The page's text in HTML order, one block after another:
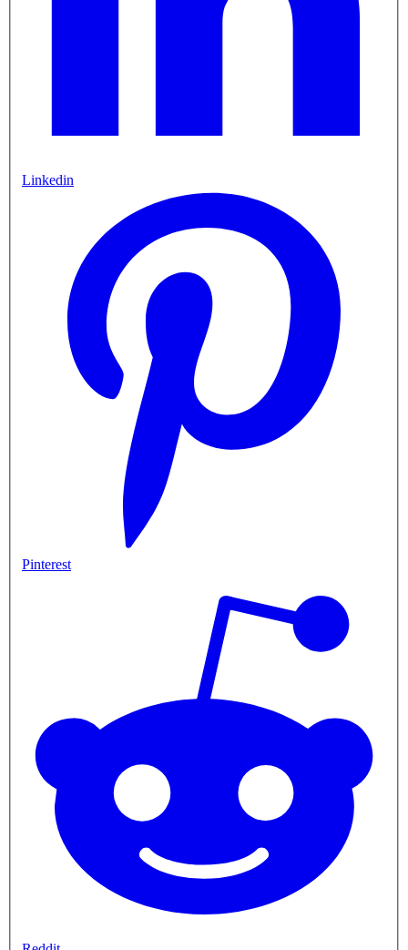
Linkedin
Pinterest